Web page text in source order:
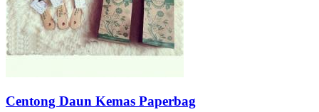
Centong Daun Kemas Paperbag